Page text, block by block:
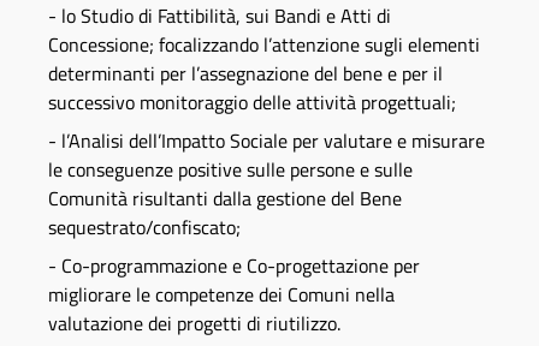
- lo Studio di Fattibilità, sui Bandi e Atti di
Concessione; focalizzando l’attenzione sugli elementi
determinanti per l’assegnazione del bene e per il
successivo monitoraggio delle attività progettuali;
- l’Analisi dell’Impatto Sociale per valutare e misurare
le conseguenze positive sulle persone e sulle
Comunità risultanti dalla gestione del Bene
sequestrato/confiscato;
- Co-programmazione e Co-progettazione per
migliorare le competenze dei Comuni nella
valutazione dei progetti di riutilizzo.